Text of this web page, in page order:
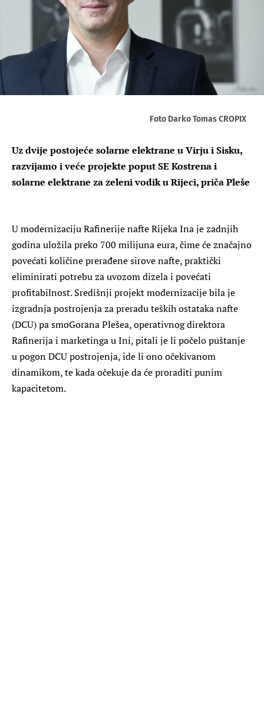
Foto Darko Tomas CROPIX
Uz dvije postojeće solarne elektrane u Virju i Sisku,
razvijamo i veće projekte poput SE Kostrena i
solarne elektrane za zeleni vodik u Rijeci, priča Pleše
U modernizaciju Rafinerije nafte Rijeka Ina je zadnjih
godina uložila preko 700 milijuna eura, čime će značajno
povećati količine prerađene sirove nafte, praktički
eliminirati potrebu za uvozom dizela i povećati
profitabilnost. Središnji projekt modernizacije bila je
izgradnja postrojenja za preradu teških ostataka nafte
(DCU) pa smoGorana Plešea, operativnog direktora
Rafinerija i marketinga u Ini, pitali je li počelo puštanje
u pogon DCU postrojenja, ide li ono očekivanom
dinamikom, te kada očekuje da će proraditi punim
kapacitetom.